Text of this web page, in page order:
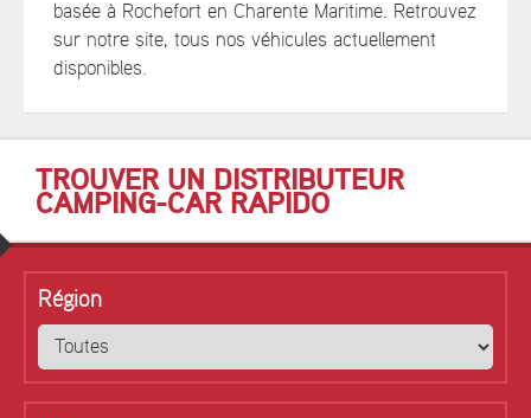
basée à Rochefort en Charente Maritime. Retrouvez
sur notre site, tous nos véhicules actuellement
disponibles.
TROUVER UN DISTRIBUTEUR
CAMPING-CAR RAPIDO
Région